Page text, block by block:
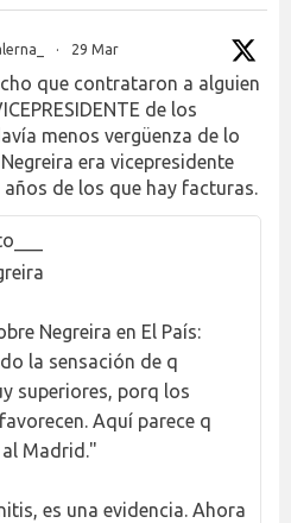
· 29 Mar
que contrataron a alguien
de los
menos vergüenza de lo
era vicepresidente
años de los que hay facturas.
Negreira en El País:
la sensación de q
superiores, porq los
Aquí parece q
Madrid."
es una evidencia. Ahora